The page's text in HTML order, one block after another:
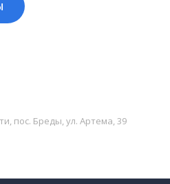
пос. Бреды, ул. Артема, 39